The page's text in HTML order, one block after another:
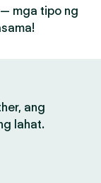
mga tipo ng
ang
lahat.